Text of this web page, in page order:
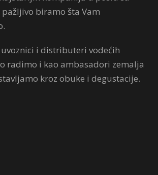
biramo šta Vam
i distributeri vodećih
radimo i kao ambasadori zemalja
kroz obuke i degustacije.